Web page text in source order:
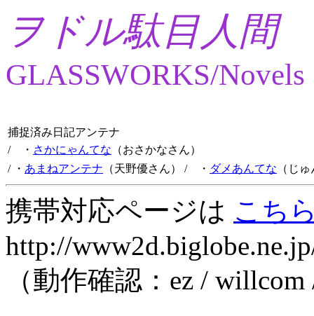
ヲドル駄目人間
GLASSWORKS/Novels
捕捉済み日記アンテナ
/ ・ さかにゃんてな （おさかなさん）
/ ・ あまねアンテナ （天野優さん） / ・ ダメあんてな （じ
携帯対応ページは こち
http://
（動作確認：ez /